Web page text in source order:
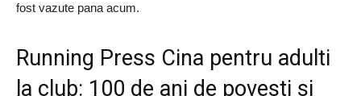
fost vazute pana acum.
Running Press Cina pentru adulti
la club: 100 de ani de povesti si